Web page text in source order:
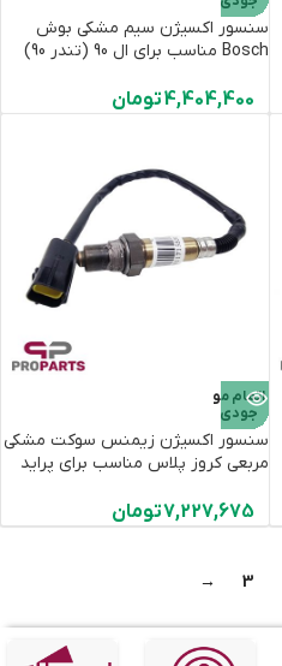
سنسور اکسیژن سیم مشکی بوش
Bosch مناسب برای ال 90 (تندر 90)
4,404,400تومان
اتمام مو
جودی
سنسور اکسیژن زیمنس سوکت مشکی
مربعی کروز پلاس مناسب برای پراید
7,227,675تومان
3
→